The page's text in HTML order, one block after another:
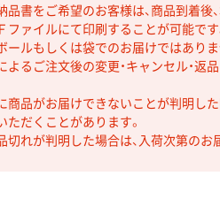
品書をご希望のお客様は、商品到着後
ファイルにて印刷することが可能です
ールもしくは袋でのお届けではありま
るご注文後の変更・キャンセル・返
商品がお届けできないことが判明した
ただくことがあります。
切れが判明した場合は、入荷次第のお